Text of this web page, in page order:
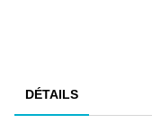
DÉTAILS